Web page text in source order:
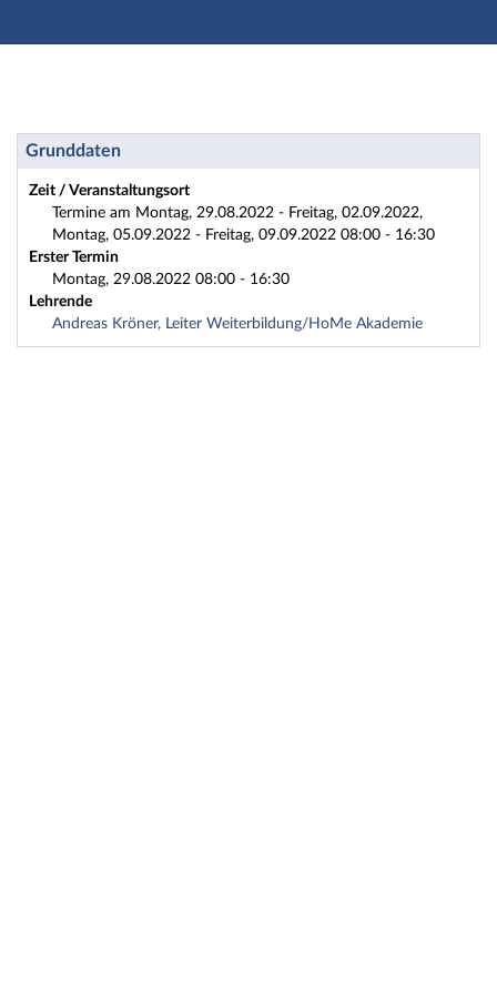
Hauptnavigation
Fußzeile
Studienvorbereitung: 2022HA1-VorkursINW
Grunddaten
Zeit / Veranstaltungsort
Termine am Montag, 29.08.2022 - Freitag, 02.09.2022,
Montag, 05.09.2022 - Freitag, 09.09.2022 08:00 - 16:30
Erster Termin
Montag, 29.08.2022 08:00 - 16:30
Lehrende
Andreas Kröner, Leiter Weiterbildung/HoMe Akademie